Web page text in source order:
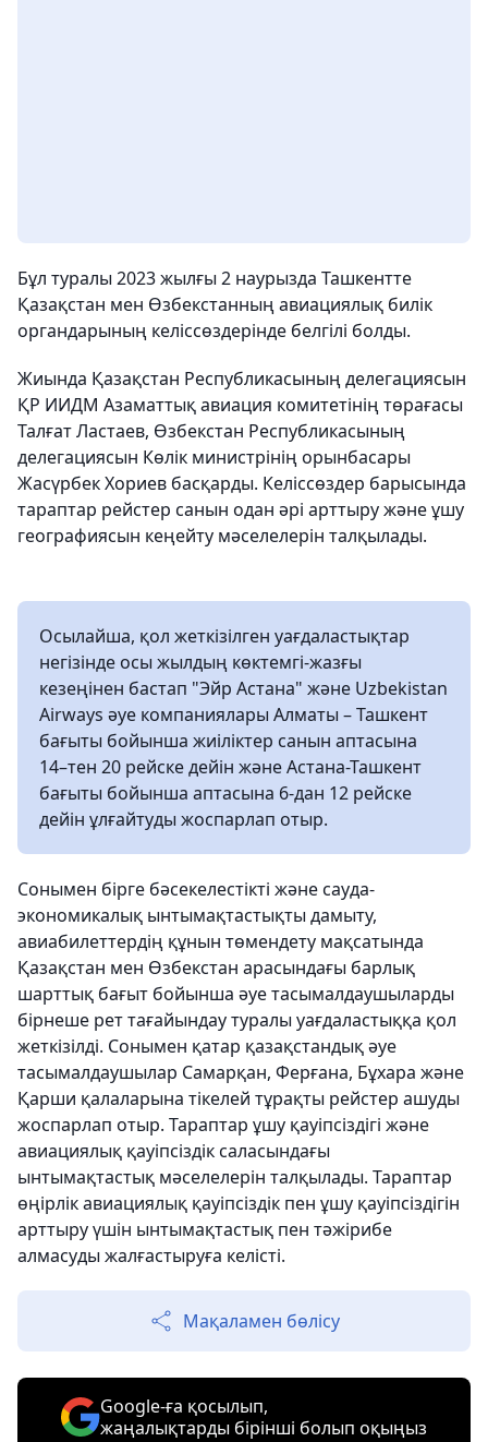
Бұл туралы 2023 жылғы 2 наурызда Ташкентте
Қазақстан мен Өзбекстанның авиациялық билік
органдарының келіссөздерінде белгілі болды.
Жиында Қазақстан Республикасының делегациясын
ҚР ИИДМ Азаматтық авиация комитетінің төрағасы
Талғат Ластаев, Өзбекстан Республикасының
делегациясын Көлік министрінің орынбасары
Жасүрбек Хориев басқарды. Келіссөздер барысында
тараптар рейстер санын одан әрі арттыру және ұшу
географиясын кеңейту мәселелерін талқылады.
Осылайша, қол жеткізілген уағдаластықтар
негізінде осы жылдың көктемгі-жазғы
кезеңінен бастап "Эйр Астана" және Uzbekistan
Airways әуе компаниялары Алматы – Ташкент
бағыты бойынша жиіліктер санын аптасына
14–тен 20 рейске дейін және Астана-Ташкент
бағыты бойынша аптасына 6-дан 12 рейске
дейін ұлғайтуды жоспарлап отыр.
Сонымен бірге бәсекелестікті және сауда-
экономикалық ынтымақтастықты дамыту,
авиабилеттердің құнын төмендету мақсатында
Қазақстан мен Өзбекстан арасындағы барлық
шарттық бағыт бойынша әуе тасымалдаушыларды
бірнеше рет тағайындау туралы уағдаластыққа қол
жеткізілді. Сонымен қатар қазақстандық әуе
тасымалдаушылар Самарқан, Ферғана, Бұхара және
Қарши қалаларына тікелей тұрақты рейстер ашуды
жоспарлап отыр. Тараптар ұшу қауіпсіздігі және
авиациялық қауіпсіздік саласындағы
ынтымақтастық мәселелерін талқылады. Тараптар
өңірлік авиациялық қауіпсіздік пен ұшу қауіпсіздігін
арттыру үшін ынтымақтастық пен тәжірибе
алмасуды жалғастыруға келісті.
Мақаламен бөлісу
Google-ға қосылып,
жаңалықтарды бірінші болып оқыңыз